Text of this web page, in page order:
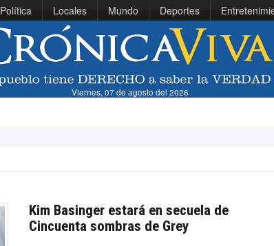
Política Locales Mundo Deportes
Viernes, 07 de agosto del 2026
Kim Basinger estará en secuela de
Cincuenta sombras de Grey